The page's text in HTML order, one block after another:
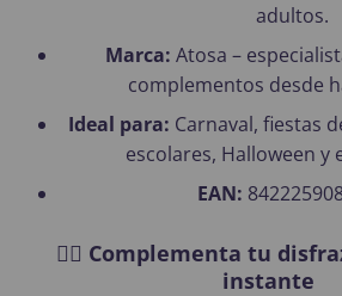
adultos.
Marca: Atosa –
complementos desde
Ideal para: Carnaval, fiestas
escolares, Halloween y
EAN:
🏴‍☠️ Complementa tu
instante